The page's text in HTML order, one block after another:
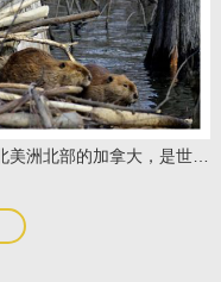
位于北美洲北部的加拿大，是世界上海岸线最长的国家